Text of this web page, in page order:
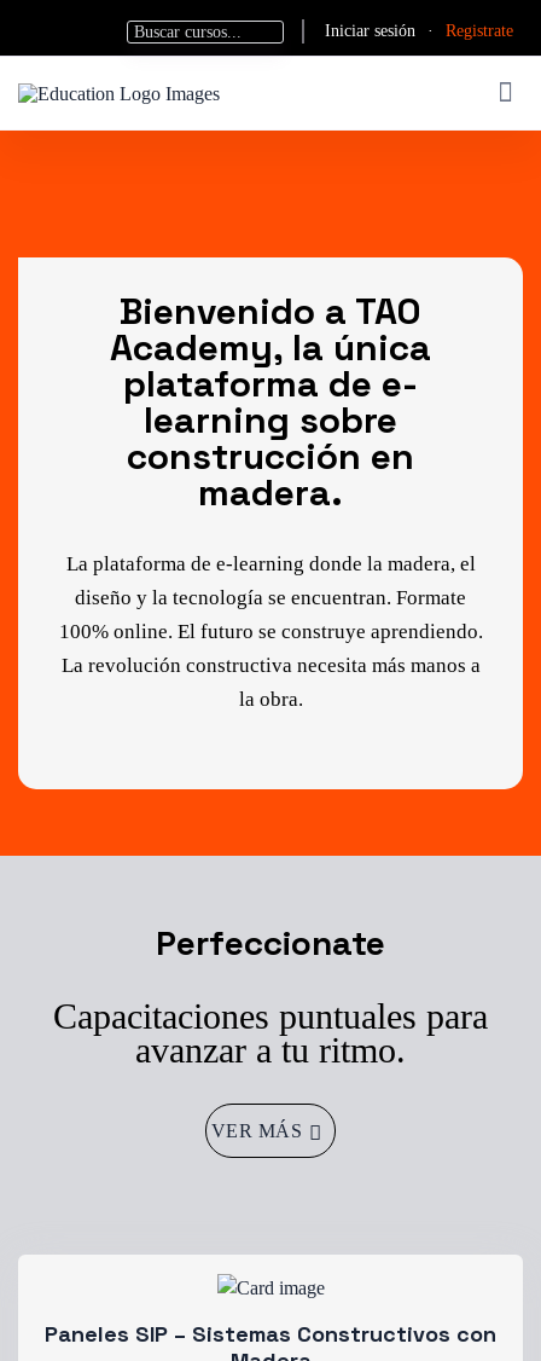
Iniciar sesión · Registrate
Bienvenido a TAO
Academy, la única
plataforma de e-
learning sobre
construcción en
madera.
La plataforma de e-learning donde la madera, el
diseño y la tecnología se encuentran. Formate
100% online. El futuro se construye aprendiendo.
La revolución constructiva necesita más manos a
la obra.
Perfeccionate
Capacitaciones puntuales para
avanzar a tu ritmo.
VER MÁS
Paneles SIP – Sistemas Constructivos con